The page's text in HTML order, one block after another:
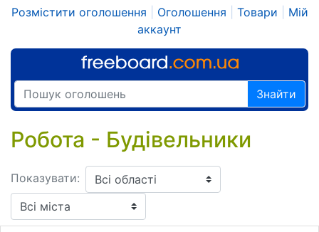
Розмістити оголошення Оголошення Товари
Мій
аккаунт
Знайти
Робота - Будівельники
Показувати: